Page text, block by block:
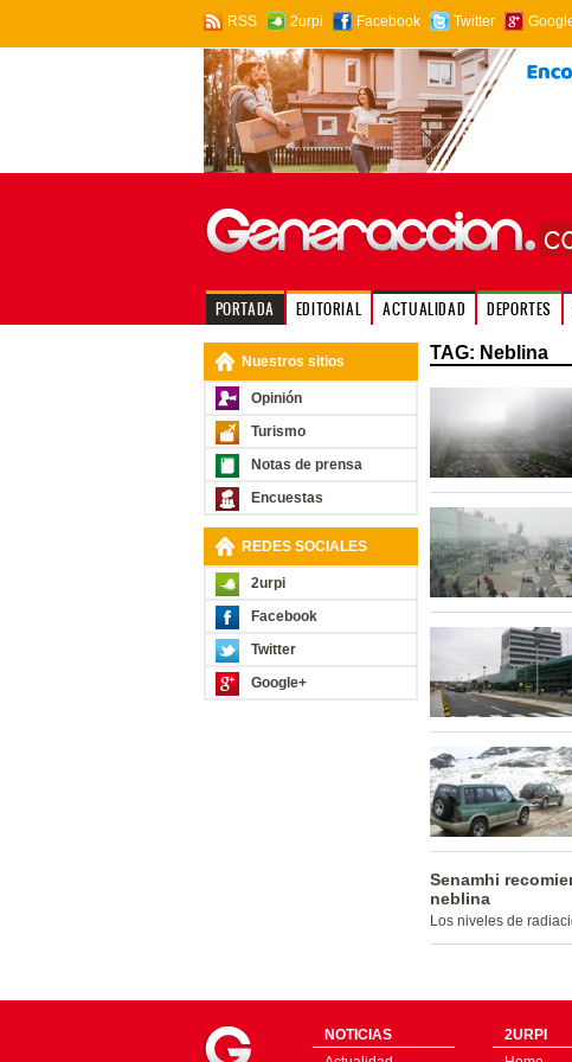
RSS 2urpi Facebook Twitter
PORTADA EDITORIAL ACTUALIDAD DEPORTES
Nuestros sitios
Opinión
Turismo
Notas de prensa
Encuestas
REDES SOCIALES
2urpi
Facebook
Twitter
Google+
TAG: Neblina
Senamhi
neblina
Los niveles de
NOTICIAS
2URPI